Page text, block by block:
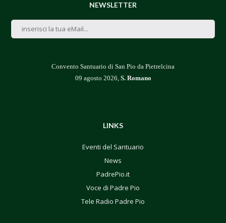
NEWSLETTER
Convento Santuario di San Pio da Pietrelcina
09 agosto 2026, S. Romano
LINKS
Eventi del Santuario
News
PadrePio.it
Voce di Padre Pio
Tele Radio Padre Pio